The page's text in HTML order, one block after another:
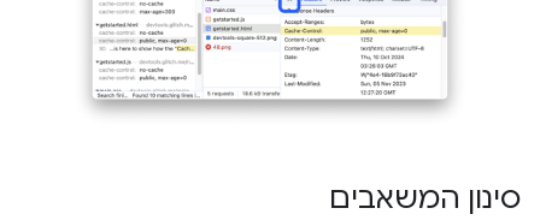
סינון המשאבים